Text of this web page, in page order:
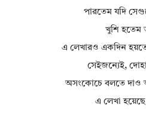
পারতেম যদি
খুশি হতেম
এ লেখারও একদিন
সেইজন্যেই,
অসংকোচে বলতে
এ লেখা